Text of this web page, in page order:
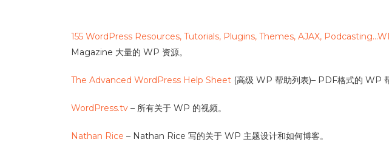
155 WordPress Resources, Tutorials, Plugins, Themes, AJAX,
Magazine 大量的 WP 资源。
The Advanced WordPress Help Sheet (高级 WP 帮助列表)– PDF格式的 WP
WordPress.tv – 所有关于 WP 的视频。
Nathan Rice – Nathan Rice 写的关于 WP 主题设计和如何博客。